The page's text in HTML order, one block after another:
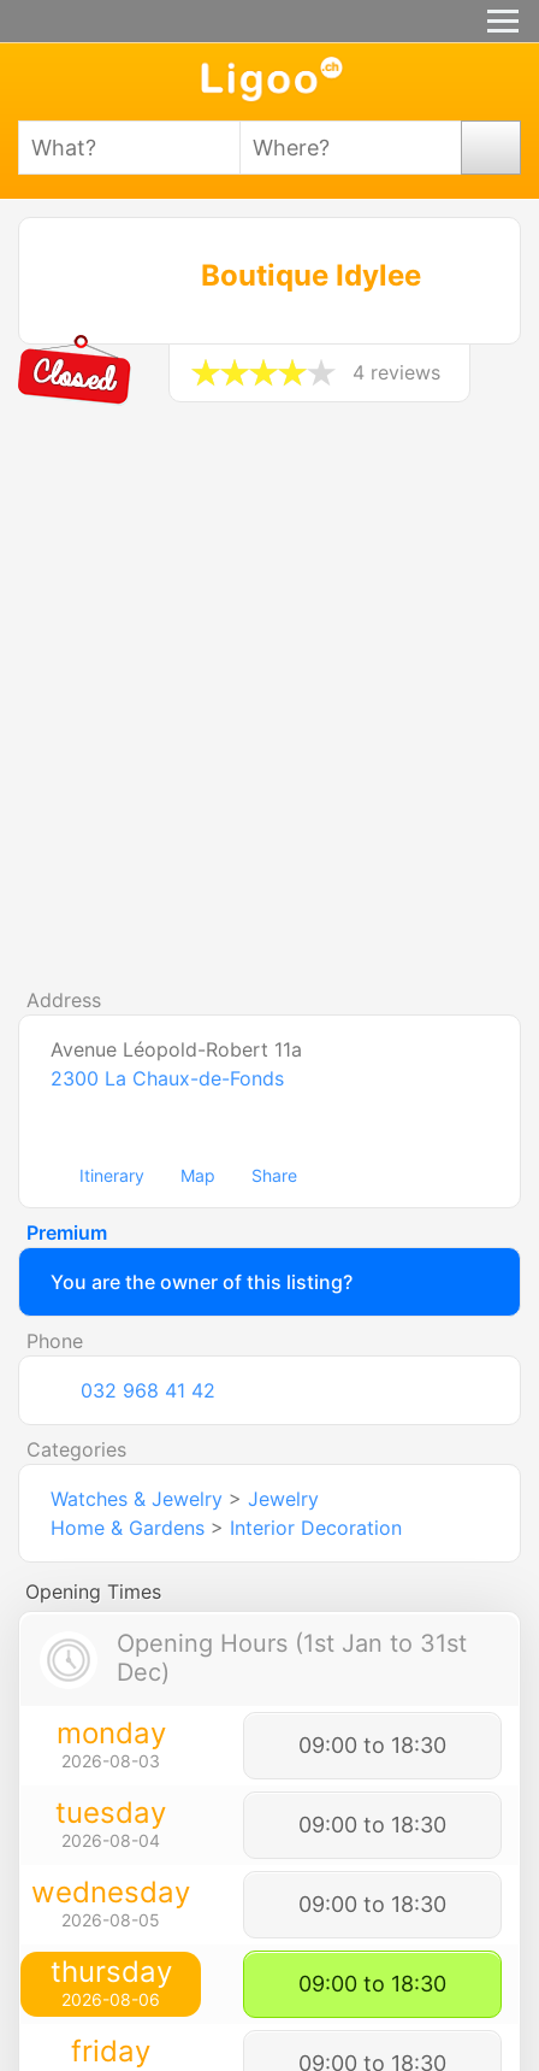
Boutique Idylee
4 reviews
Address
Avenue Léopold-Robert 11a
2300 La Chaux-de-Fonds
Itinerary Map Share
Premium
You are the owner of this listing?
Phone
032 968 41 42
Categories
Watches & Jewelry > Jewelry
Home & Gardens > Interior Decoration
Opening Times
Opening Hours (1st Jan to 31st
Dec)
monday
2026-08-03
09:00 to 18:30
tuesday
2026-08-04
09:00 to 18:30
wednesday
2026-08-05
09:00 to 18:30
thursday
2026-08-06
09:00 to 18:30
friday 09:00 to 18:30